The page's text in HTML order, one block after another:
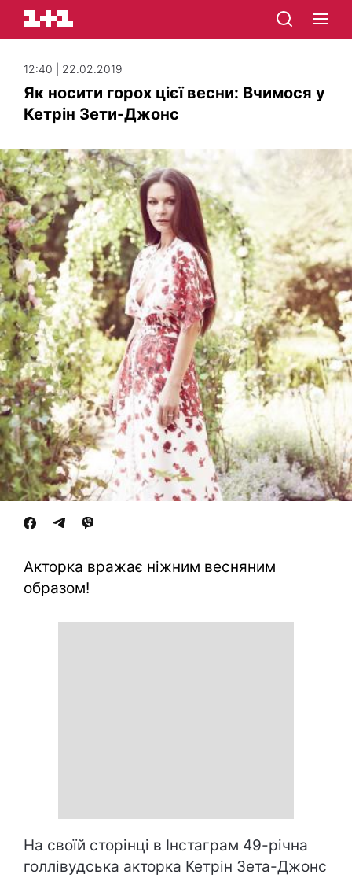
12:40 | 22.02.2019
Як носити горох цієї весни: Вчимося у
Кетрін Зети-Джонс
Акторка вражає ніжним весняним
образом!
На своїй сторінці в Інстаграм 49-річна
голлівудська акторка Кетрін Зета-Джонс